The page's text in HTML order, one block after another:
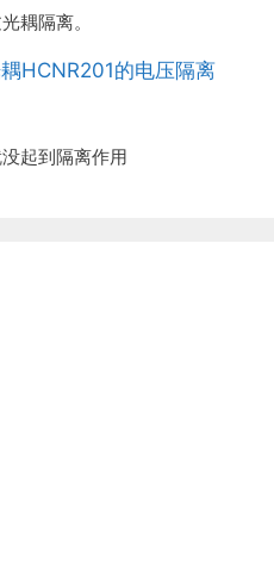
耦隔离。
HCNR201的电压隔离
起到隔离作用